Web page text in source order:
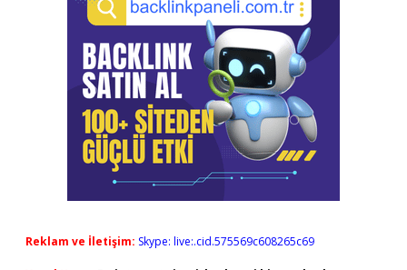
Reklam ve İletişim: Skype: live:.cid.575569c608265c69